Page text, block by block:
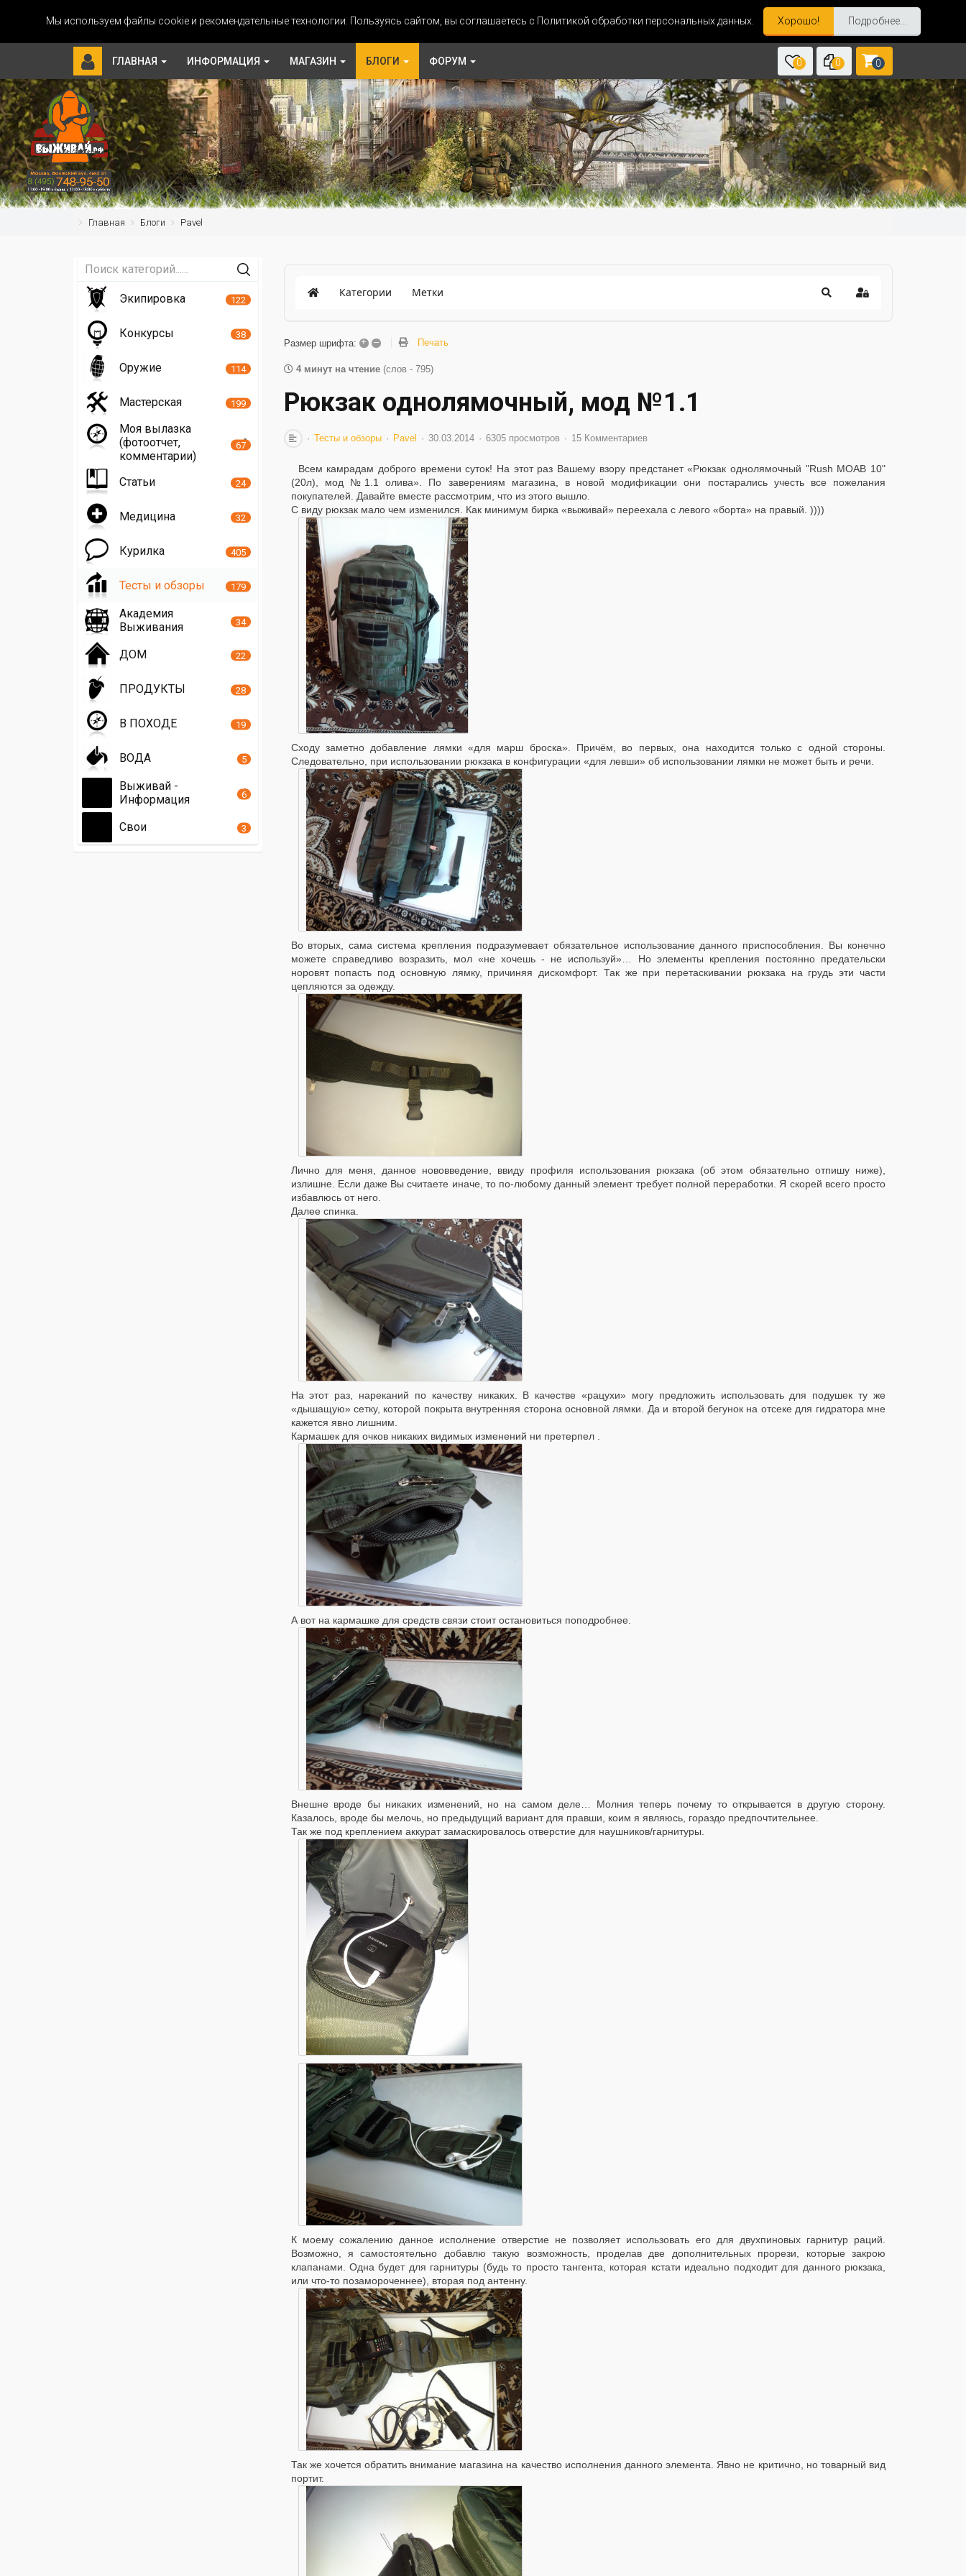
Мы используем файлы cookie и рекомендательные технологии. Пользуясь сайтом, вы соглашаетесь с Политикой обработки персональных данных. Хорошо! Подробнее...
ГЛАВНАЯ ИНФОРМАЦИЯ МАГАЗИН БЛОГИ ФОРУМ 0 0 0
Главная Блоги Pavel
Категории Метки
Размер шрифта: + – Печать
4 минут на чтение (слов - 795)
Рюкзак однолямочный, мод №1.1
Тесты и обзоры Pavel 30.03.2014 6305 просмотров 15 Комментариев
Всем камрадам доброго времени суток! На этот раз Вашему взору предстанет «Рюкзак однолямочный "Rush MOAB 10"
(20л), мод №1.1 олива». По заверениям магазина, в новой модификации они постарались учесть все пожелания
покупателей. Давайте вместе рассмотрим, что из этого вышло.
С виду рюкзак мало чем изменился. Как минимум бирка «выживай» переехала с левого «борта» на правый. ))))
Сходу заметно добавление лямки «для марш броска». Причём, во первых, она находится только с одной стороны.
Следовательно, при использовании рюкзака в конфигурации «для левши» об использовании лямки не может быть и речи.
Во вторых, сама система крепления подразумевает обязательное использование данного приспособления. Вы конечно
можете справедливо возразить, мол «не хочешь - не используй»… Но элементы крепления постоянно предательски
норовят попасть под основную лямку, причиняя дискомфорт. Так же при перетаскивании рюкзака на грудь эти части
цепляются за одежду.
Лично для меня, данное нововведение, ввиду профиля использования рюкзака (об этом обязательно отпишу ниже),
излишне. Если даже Вы считаете иначе, то по-любому данный элемент требует полной переработки. Я скорей всего просто
избавлюсь от него.
Далее спинка.
На этот раз, нареканий по качеству никаких. В качестве «рацухи» могу предложить использовать для подушек ту же
«дышащую» сетку, которой покрыта внутренняя сторона основной лямки. Да и второй бегунок на отсеке для гидратора мне
кажется явно лишним.
Кармашек для очков никаких видимых изменений ни претерпел .
А вот на кармашке для средств связи стоит остановиться поподробнее.
Внешне вроде бы никаких изменений, но на самом деле… Молния теперь почему то открывается в другую сторону.
Казалось, вроде бы мелочь, но предыдущий вариант для правши, коим я являюсь, гораздо предпочтительнее.
Так же под креплением аккурат замаскировалось отверстие для наушников/гарнитуры.
К моему сожалению данное исполнение отверстие не позволяет использовать его для двухпиновых гарнитур раций.
Возможно, я самостоятельно добавлю такую возможность, проделав две дополнительных прорези, которые закрою
клапанами. Одна будет для гарнитуры (будь то просто тангента, которая кстати идеально подходит для данного рюкзака,
или что-то позамороченнее), вторая под антенну.
Так же хочется обратить внимание магазина на качество исполнения данного элемента. Явно не критично, но товарный вид
портит.
Экипировка 122
Конкурсы 38
Оружие 114
Мастерская 199
Моя вылазка
(фотоотчет,
комментарии)
67
Статьи 24
Медицина 32
Курилка 405
Тесты и обзоры 179
Академия
Выживания
34
ДОМ 22
ПРОДУКТЫ 28
В ПОХОДЕ 19
ВОДА 5
Выживай -
Информация
6
Свои 3